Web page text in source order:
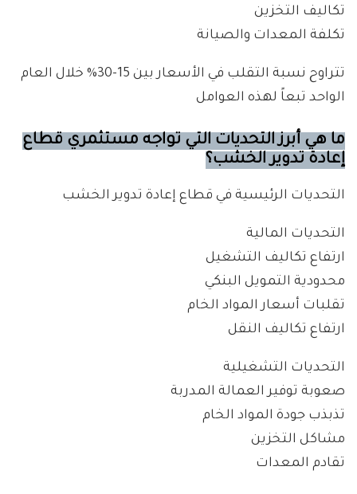
تكاليف التخزين
تكلفة المعدات والصيانة
تتراوح نسبة التقلب في الأسعار بين 15-30% خلال العام
الواحد تبعاً لهذه العوامل
ما هي أبرز التحديات التي تواجه مستثمري قطاع
إعادة تدوير الخشب؟
التحديات الرئيسية في قطاع إعادة تدوير الخشب
التحديات المالية
ارتفاع تكاليف التشغيل
محدودية التمويل البنكي
تقلبات أسعار المواد الخام
ارتفاع تكاليف النقل
التحديات التشغيلية
صعوبة توفير العمالة المدربة
تذبذب جودة المواد الخام
مشاكل التخزين
تقادم المعدات